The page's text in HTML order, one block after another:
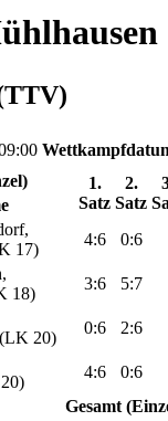
1.
Satz
2.
Satz
17)
4:6 0:6
18)
3:6 5:7
20)
0:6 2:6
4:6
0:6
Gesamt